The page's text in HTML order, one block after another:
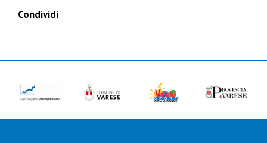
Condividi